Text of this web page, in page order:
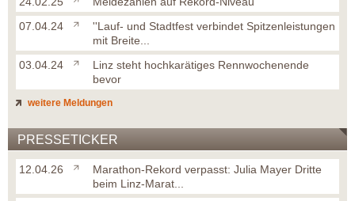
07.04.24
''Lauf- und Stadtfest verbindet Spitzenleistungen
mit Breite...
03.04.24
Linz steht hochkarätiges Rennwochenende
bevor
weitere Meldungen
PRESSETICKER
12.04.26
Marathon-Rekord verpasst: Julia Mayer Dritte
beim Linz-Marat...